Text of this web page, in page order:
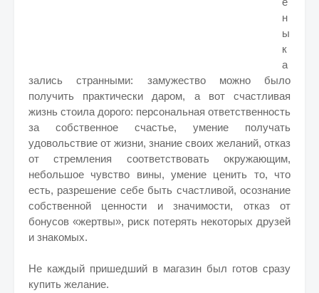
н
ы
к
а
зались странными: замужество можно было
получить практически даром, а вот счастливая
жизнь стоила дорого: персональная ответственность
за собственное счастье, умение получать
удовольствие от жизни, знание своих желаний, отказ
от стремления соответствовать окружающим,
небольшое чувство вины, умение ценить то, что
есть, разрешение себе быть счастливой, осознание
собственной ценности и значимости, отказ от
бонусов «жертвы», риск потерять некоторых друзей
и знакомых.
Не каждый пришедший в магазин был готов сразу
купить желание.